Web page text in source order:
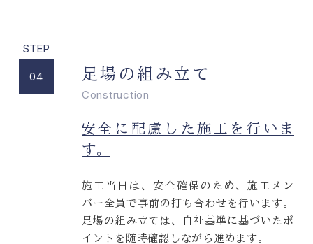
04 足場の組み立て
Construction
安全に配慮した施工を行いま
す。
施工当日は、安全確保のため、施工メン
バー全員で事前の打ち合わせを行います。
足場の組み立ては、自社基準に基づいたポ
イントを随時確認しながら進めます。